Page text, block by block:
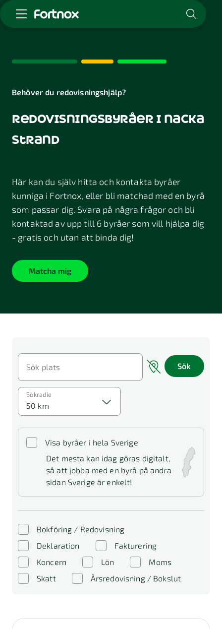
Skaffa Fortnox
Kunskap & inspiration
Logga in
Kontakt
Behöver du redovisningshjälp?
redovisningsbyråer i nacka
strand
Här kan du själv hitta och kontakta byråer
kunniga i Fortnox, eller bli matchad med en byrå
som passar dig. Svara på några frågor och bli
kontaktad av upp till 6 byråer som vill hjälpa dig
- gratis och utan att binda dig!
Matcha mig
Sök plats Sök
Visa byråer i hela Sverige
Det mesta kan idag göras digitalt,
så att jobba med en byrå på andra
sidan Sverige är enkelt!
Sökradie
50 km
Bokföring / Redovisning
Deklaration
Fakturering
Koncern
Lön
Moms
Skatt
Årsredovisning / Bokslut